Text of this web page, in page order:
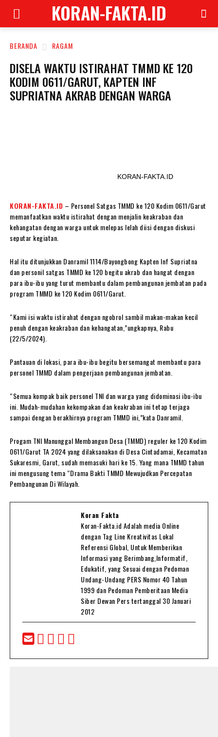
KORAN-FAKTA.ID
BERANDA RAGAM
DISELA WAKTU ISTIRAHAT TMMD KE 120
KODIM 0611/GARUT, KAPTEN INF
SUPRIATNA AKRAB DENGAN WARGA
KORAN-FAKTA.ID
KORAN-FAKTA.ID – Personel Satgas TMMD ke 120 Kodim 0611/Garut
memanfaatkan waktu istirahat dengan menjalin keakraban dan
kehangatan dengan warga untuk melepas lelah diisi dengan diskusi
seputar kegiatan.
Hal itu ditunjukkan Danramil 1114/Bayongbong Kapten Inf Supriatna
dan personil satgas TMMD ke 120 begitu akrab dan hangat dengan
para ibu-ibu yang turut membantu dalam pembangunan jembatan pada
program TMMD ke 120 Kodim 0611/Garut.
“Kami isi waktu istirahat dengan ngobrol sambil makan-makan kecil
penuh dengan keakraban dan kehangatan,”ungkapnya, Rabu
(22/5/2024).
Pantauan di lokasi, para ibu-ibu begitu bersemangat membantu para
personel TMMD dalam pengerjaan pembangunan jembatan.
“Semua kompak baik personel TNI dan warga yang didominasi ibu-ibu
ini. Mudah-mudahan kekompakan dan keakraban ini tetap terjaga
sampai dengan berakhirnya program TMMD ini,”kata Danramil.
Progam TNI Manunggal Membangun Desa (TMMD) reguler ke 120 Kodim
0611/Garut TA 2024 yang dilaksanakan di Desa Cintadamai, Kecamatan
Sukaresmi, Garut, sudah memasuki hari ke 15. Yang mana TMMD tahun
ini mengusung tema “Drama Bakti TMMD Mewujudkan Percepatan
Pembangunan Di Wilayah.
Koran Fakta
Koran-Fakta.id Adalah media Online
dengan Tag Line Kreativitas Lokal
Referensi Global, Untuk Memberikan
Informasi yang Berimbang,Informatif,
Edukatif, yang Sesuai dengan Pedoman
Undang-Undang PERS Nomor 40 Tahun
1999 dan Pedoman Pemberitaan Media
Siber Dewan Pers tertanggal 30 Januari
2012